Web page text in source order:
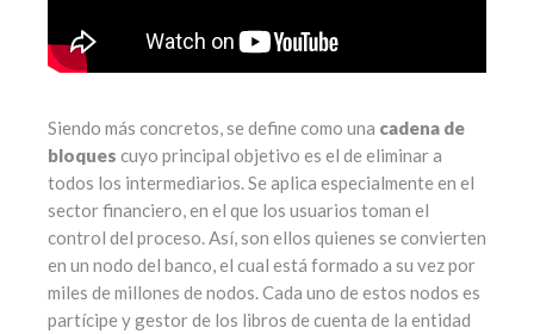
Siendo más concretos, se define como una cadena de
bloques cuyo principal objetivo es el de eliminar a
todos los intermediarios. Se aplica especialmente en el
sector financiero, en el que los usuarios toman el
control del proceso. Así, son ellos quienes se convierten
en un nodo del banco, el cual está formado a su vez por
miles de millones de nodos. Cada uno de estos nodos es
partícipe y gestor de los libros de cuenta de la entidad